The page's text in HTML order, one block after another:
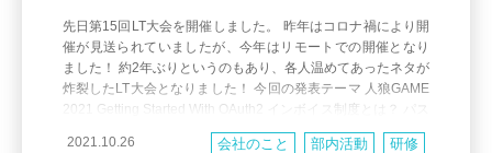
先日第15回LT大会を開催しました。 昨年はコロナ禍により開
催が見送られていましたが、今年はリモートでの開催となり
ました！ 約2年ぶりというのもあり、各人温めてあったネタが
炸裂したLT大会となりました！ 今回の発表テーマ 人狼GAME
2021 Getting Started With OAuth2 インボイス制度とは？ パス
ワードのいろは webRTC業務で使える？ launchcart
2021.10.26 会社のこと 部内活動 研修